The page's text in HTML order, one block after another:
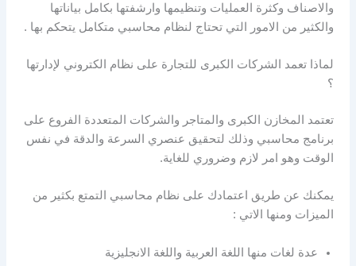
والاصناف وكثرة العمليات وتنظيمها وارشفتها بكامل بياناتها
والكثير من الامور التي تحتاج لنظام محاسبي متكامل يتحكم بها .
لماذا تعمد الشركات الكبرى للتجارة على نظام الكتروني لإدارتها
؟
تعتمد المخازن الكبرى والمتاجر والشركات المتعددة الفروع على
برنامج محاسبي وذلك لتحقيق عنصري السرعة والدقة في نفس
الوقت وهو امر لازم وضروري للغاية.
يمكنك عن طريق اعتمادك على نظام محاسبي التمتع بكثير من
الميزات ومنها الاتي :
عدة لغات منها اللغة العربية واللغة الانجليزية